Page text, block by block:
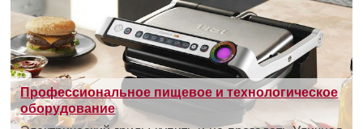
Профессиональное пищевое и технологическое
оборудование